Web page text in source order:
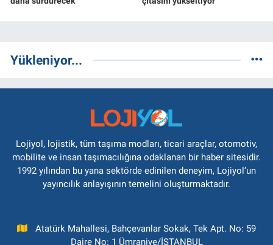
Yükleniyor...
Lojiyol, lojistik, tüm taşıma modları, ticari araçlar, otomotiv,
mobilite ve insan taşımacılığına odaklanan bir haber sitesidir.
1992 yılından bu yana sektörde edinilen deneyim, Lojiyol’un
yayıncılık anlayışının temelini oluşturmaktadır.
Atatürk Mahallesi, Bahçevanlar Sokak, Tek Apt. No: 59
Daire No: 1 Ümraniye/İSTANBUL